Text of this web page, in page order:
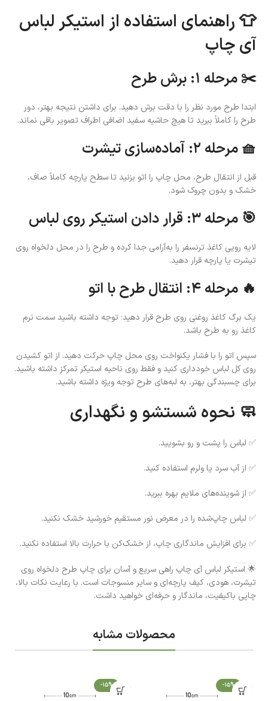
👕 راهنمای استفاده از استیکر لباس
آی چاپ
✂️ مرحله ۱: برش طرح
ابتدا طرح مورد نظر را با دقت برش دهید. برای داشتن نتیجه بهتر، دور
طرح را کاملاً ببرید تا هیچ حاشیه سفید اضافی اطراف تصویر باقی نماند.
🧺 مرحله ۲: آماده‌سازی تیشرت
قبل از انتقال طرح، محل چاپ را اتو بزنید تا سطح پارچه کاملاً صاف،
خشک و بدون چروک شود.
🎯 مرحله ۳: قرار دادن استیکر روی لباس
لایه رویی کاغذ ترنسفر را به‌آرامی جدا کرده و طرح را در محل دلخواه روی
تیشرت یا پارچه قرار دهید.
🔥 مرحله ۴: انتقال طرح با اتو
یک برگ کاغذ روغنی روی طرح قرار دهید؛ توجه داشته باشید سمت نرم
کاغذ رو به طرح باشد.
سپس اتو را با فشار یکنواخت روی محل چاپ حرکت دهید. از اتو کشیدن
روی کل لباس خودداری کنید و فقط روی ناحیه استیکر تمرکز داشته باشید.
برای چسبندگی بهتر، به لبه‌های طرح توجه ویژه داشته باشید.
🧼 نحوه شستشو و نگهداری
✅ لباس را پشت و رو بشویید.
✅ از آب سرد یا ولرم استفاده کنید.
✅ از شوینده‌های ملایم بهره ببرید.
✅ لباس چاپ‌شده را در معرض نور مستقیم خورشید خشک نکنید.
✅ برای افزایش ماندگاری چاپ، از خشک‌کن با حرارت بالا استفاده نکنید.
🌟 استیکر لباس آی چاپ راهی سریع و آسان برای چاپ طرح دلخواه روی
تیشرت، هودی، کیف پارچه‌ای و سایر منسوجات است. با رعایت نکات بالا،
چاپی باکیفیت، ماندگار و حرفه‌ای خواهید داشت.
محصولات مشابه
-15%
-15%